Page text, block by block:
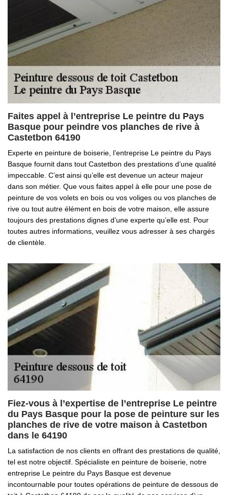
Faites appel à l’entreprise Le peintre du Pays
Basque pour peindre vos planches de rive à
Castetbon 64190
Experte en peinture de boiserie, l’entreprise Le peintre du Pays
Basque fournit dans tout Castetbon des prestations d’une qualité
impeccable. C’est ainsi qu’elle est devenue un acteur majeur
dans son métier. Que vous faites appel à elle pour une pose de
peinture de vos volets en bois ou vos voliges ou vos planches de
rive ou tout autre élément en bois de votre maison, elle assure
toujours des prestations dignes d’une experte qu’elle est. Pour
toutes autres informations, veuillez vous adresser à ses chargés
de clientèle.
Fiez-vous à l’expertise de l’entreprise Le peintre
du Pays Basque pour la pose de peinture sur les
planches de rive de votre maison à Castetbon
dans le 64190
La satisfaction de nos clients en offrant des prestations de qualité,
tel est notre objectif. Spécialiste en peinture de boiserie, notre
entreprise Le peintre du Pays Basque est devenue
incontournable pour toutes opérations de peinture de dessous de